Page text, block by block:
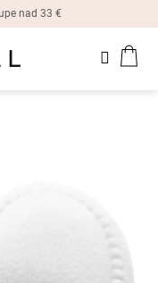
nad 33 €